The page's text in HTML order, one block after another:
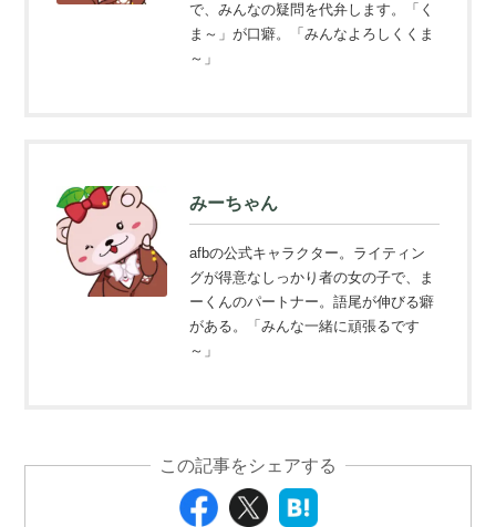
で、みんなの疑問を代弁します。「く
ま～」が口癖。「みんなよろしくくま
～」
みーちゃん
afbの公式キャラクター。ライティン
グが得意なしっかり者の女の子で、ま
ーくんのパートナー。語尾が伸びる癖
がある。「みんな一緒に頑張るです
～」
この記事をシェアする